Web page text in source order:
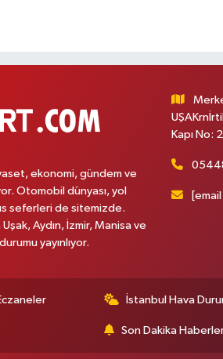
ekonomi, gündem ve
Otomobil dünyası, yol
seferleri de sitemizde.
Uşak, Aydın, İzmir, Manisa ve
yayınlıyor.
Kapı No:
İstanbul Hava
Son Dakika